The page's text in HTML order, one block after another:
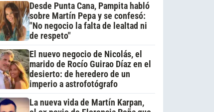
Desde Punta Cana, Pampita habló
sobre Martín Pepa y se confesó:
"No negocio la falta de lealtad ni
de respeto"
El nuevo negocio de Nicolás, el
marido de Rocío Guirao Díaz en el
desierto: de heredero de un
imperio a astrofotógrafo
La nueva vida de Martín Karpan,